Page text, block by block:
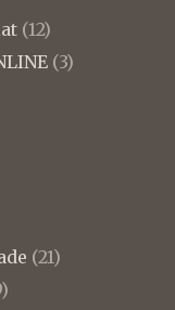
(12)
(3)
(21)